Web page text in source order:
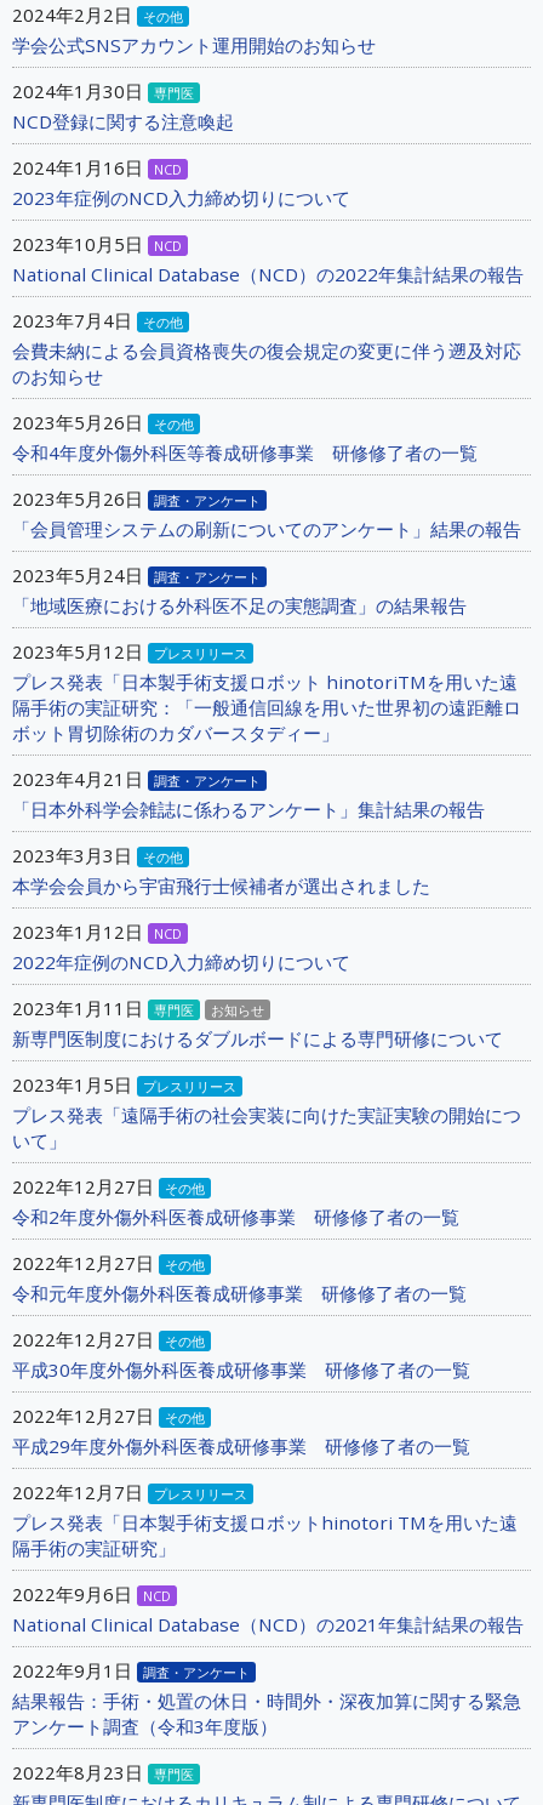
2024年2月2日
その他
学会公式SNSアカウント運用開始のお知らせ
2024年1月30日
専門医
NCD登録に関する注意喚起
2024年1月16日
NCD
2023年症例のNCD入力締め切りについて
2023年10月5日
NCD
National Clinical Database（NCD）の2022年集計結果の報告
2023年7月4日
その他
会費未納による会員資格喪失の復会規定の変更に伴う遡及対応
のお知らせ
2023年5月26日
その他
令和4年度外傷外科医等養成研修事業 研修修了者の一覧
2023年5月26日
調査・アンケート
「会員管理システムの刷新についてのアンケート」結果の報告
2023年5月24日
調査・アンケート
「地域医療における外科医不足の実態調査」の結果報告
2023年5月12日
プレスリリース
プレス発表「日本製手術支援ロボット hinotoriTMを用いた遠
隔手術の実証研究：「一般通信回線を用いた世界初の遠距離ロ
ボット胃切除術のカダバースタディー」
2023年4月21日
調査・アンケート
「日本外科学会雑誌に係わるアンケート」集計結果の報告
2023年3月3日
その他
本学会会員から宇宙飛行士候補者が選出されました
2023年1月12日
NCD
2022年症例のNCD入力締め切りについて
2023年1月11日
専門医 お知らせ
新専門医制度におけるダブルボードによる専門研修について
2023年1月5日
プレスリリース
プレス発表「遠隔手術の社会実装に向けた実証実験の開始につ
いて」
2022年12月27日
その他
令和2年度外傷外科医養成研修事業 研修修了者の一覧
2022年12月27日
その他
令和元年度外傷外科医養成研修事業 研修修了者の一覧
2022年12月27日
その他
平成30年度外傷外科医養成研修事業 研修修了者の一覧
2022年12月27日
その他
平成29年度外傷外科医養成研修事業 研修修了者の一覧
2022年12月7日
プレスリリース
プレス発表「日本製手術支援ロボットhinotori TMを用いた遠
隔手術の実証研究」
2022年9月6日
NCD
National Clinical Database（NCD）の2021年集計結果の報告
2022年9月1日
調査・アンケート
結果報告：手術・処置の休日・時間外・深夜加算に関する緊急
アンケート調査（令和3年度版）
2022年8月23日
専門医